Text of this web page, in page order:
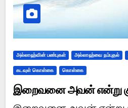
அல்லாஹ்வின் பண்புகள் அல்லாஹ்வை நம்புதல்
கடவுள் கொள்கை கொள்கை
இறைவனை அவன் என்று